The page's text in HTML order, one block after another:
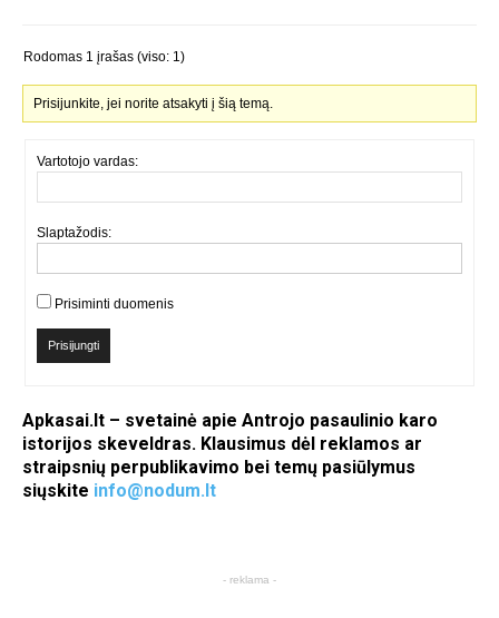
Rodomas 1 įrašas (viso: 1)
Prisijunkite, jei norite atsakyti į šią temą.
Vartotojo vardas:
Slaptažodis:
Prisiminti duomenis
Prisijungti
Apkasai.lt – svetainė apie Antrojo pasaulinio karo
istorijos skeveldras. Klausimus dėl reklamos ar
straipsnių perpublikavimo bei temų pasiūlymus
siųskite info@nodum.lt
- reklama -